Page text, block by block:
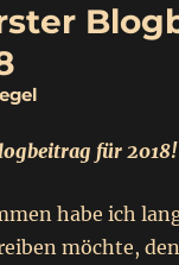
für 2018!
habe ich
möchte,